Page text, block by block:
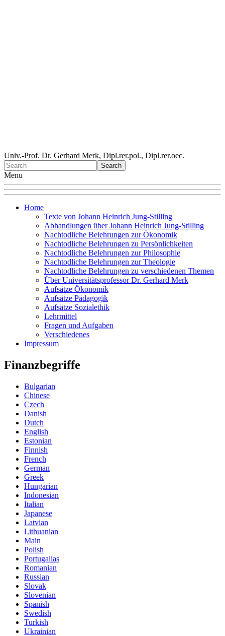
Univ.-Prof. Dr. Gerhard Merk, Dipl.rer.pol., Dipl.rer.oec.
Menu
Home
Texte von Johann Heinrich Jung-Stilling
Abhandlungen über Johann Heinrich Jung-Stilling
Nachtodliche Belehrungen zur Ökonomik
Nachtodliche Belehrungen zu Persönlichkeiten
Nachtodliche Belehrungen zur Philosophie
Nachtodliche Belehrungen zur Theologie
Nachtodliche Belehrungen zu verschiedenen Themen
Über Universitätsprofessor Dr. Gerhard Merk
Aufsätze Ökonomik
Aufsätze Pädagogik
Aufsätze Sozialethik
Lehrmittel
Fragen und Aufgaben
Verschiedenes
Impressum
Finanzbegriffe
Bulgarian
Chinese
Czech
Danish
Dutch
English
Estonian
Finnish
French
German
Greek
Hungarian
Indonesian
Italian
Japanese
Latvian
Lithuanian
Main
Polish
Portugalias
Romanian
Russian
Slovak
Slovenian
Spanish
Swedish
Turkish
Ukrainian